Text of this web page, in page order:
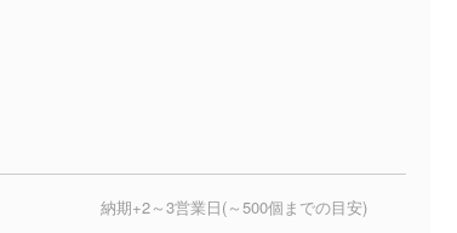
納期+2～3営業日(～500個までの目安)